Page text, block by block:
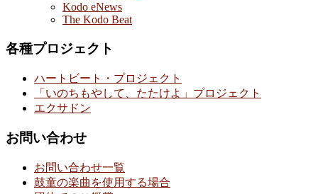
Kodo eNews
The Kodo Beat
各種プロジェクト
ハートビート・プロジェクト
「いのちもやして、たたけよ」プロジェクト
エクサドン
お問い合わせ
お問い合わせ一覧
鼓童の楽曲を使用する場合